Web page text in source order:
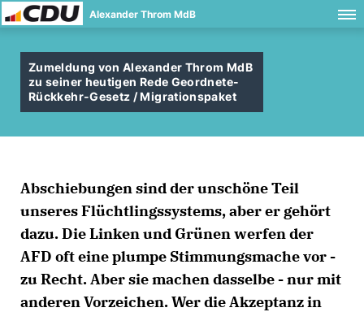
Alexander Throm MdB
Zumeldung von Alexander Throm MdB
zu seiner heutigen Rede Geordnete-
Rückkehr-Gesetz / Migrationspaket
Abschiebungen sind der unschöne Teil
unseres Flüchtlingssystems, aber er gehört
dazu. Die Linken und Grünen werfen der
AFD oft eine plumpe Stimmungsmache vor -
zu Recht. Aber sie machen dasselbe - nur mit
anderen Vorzeichen. Wer die Akzeptanz in